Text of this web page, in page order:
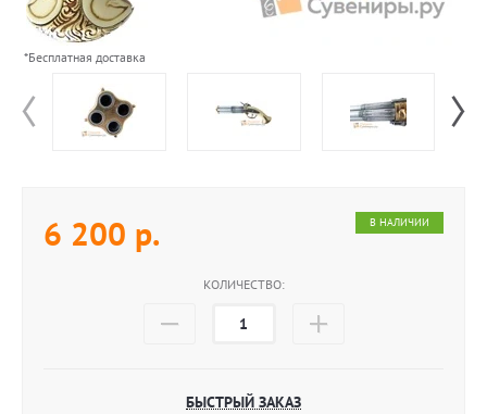
*Бесплатная доставка
6 200 р. В НАЛИЧИИ
КОЛИЧЕСТВО:
БЫСТРЫЙ ЗАКАЗ